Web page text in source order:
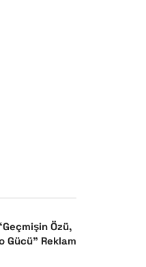
Özü,
Gücü” Reklam